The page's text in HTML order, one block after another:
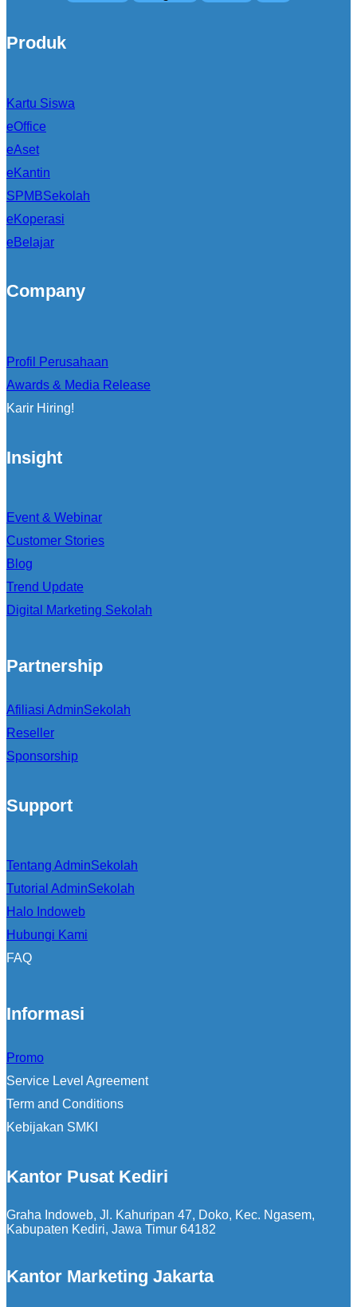
Produk
Kartu Siswa
eOffice
eAset
eKantin
SPMBSekolah
eKoperasi
eBelajar
Company
Profil Perusahaan
Awards & Media Release
Karir Hiring!
Insight
Event & Webinar
Customer Stories
Blog
Trend Update
Digital Marketing Sekolah
Partnership
Afiliasi AdminSekolah
Reseller
Sponsorship
Support
Tentang AdminSekolah
Tutorial AdminSekolah
Halo Indoweb
Hubungi Kami
FAQ
Informasi
Promo
Service Level Agreement
Term and Conditions
Kebijakan SMKI
Kantor Pusat Kediri
Graha Indoweb, Jl. Kahuripan 47, Doko, Kec. Ngasem,
Kabupaten Kediri, Jawa Timur 64182
Kantor Marketing Jakarta